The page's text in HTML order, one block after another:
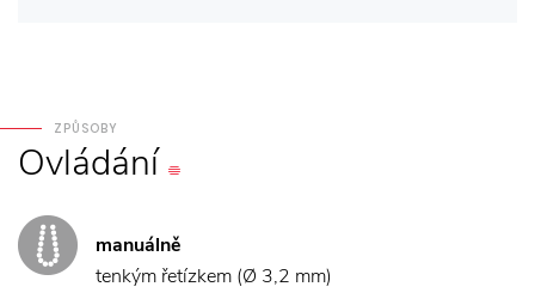
ZPŮSOBY
Ovládání
manuálně
tenkým řetízkem (Ø 3,2 mm)